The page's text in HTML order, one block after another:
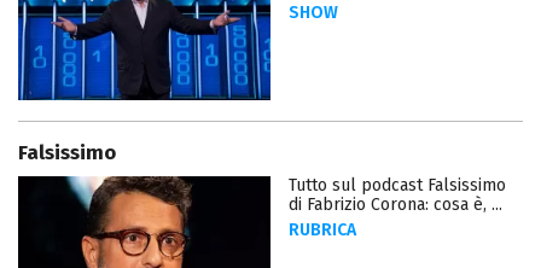
SHOW
Falsissimo
Tutto sul podcast Falsissimo
di Fabrizio Corona: cosa è, ...
RUBRICA